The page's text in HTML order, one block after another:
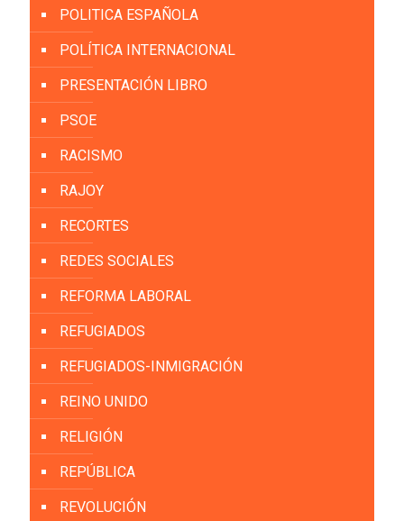
POLITICA ESPAÑOLA
POLÍTICA INTERNACIONAL
PRESENTACIÓN LIBRO
PSOE
RACISMO
RAJOY
RECORTES
REDES SOCIALES
REFORMA LABORAL
REFUGIADOS
REFUGIADOS-INMIGRACIÓN
REINO UNIDO
RELIGIÓN
REPÚBLICA
REVOLUCIÓN